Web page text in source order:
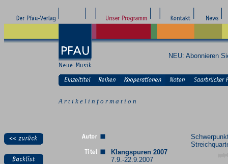
NEU: Abonnieren
A r t i k e l i n f o r m a t i o n
Klangspuren 2007
7.9.-22.9.2007